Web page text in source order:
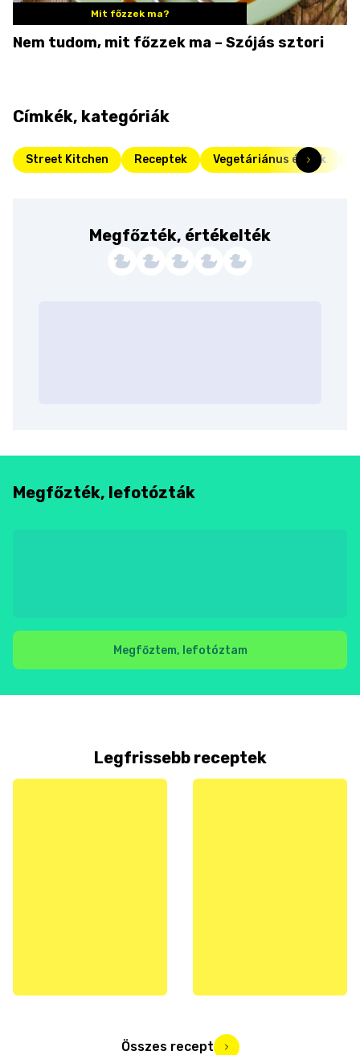
Mit főzzek ma?
Nem tudom, mit főzzek ma – Szójás sztori
Címkék, kategóriák
Street Kitchen Receptek Vegetáriánus ételek
Megfőzték, értékelték
Megfőzték, lefotózták
Megfőztem, lefotóztam
Legfrissebb receptek
Összes recept